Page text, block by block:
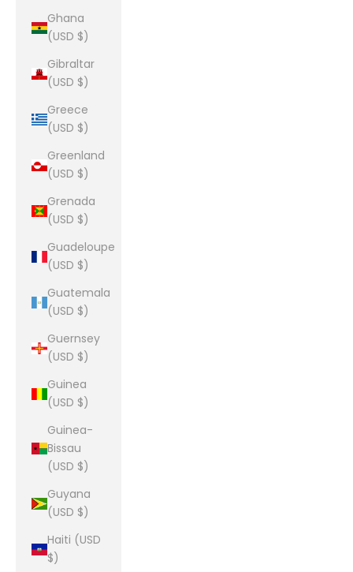
Ghana
(USD $)
Gibraltar
(USD $)
Greece
(USD $)
Greenland
(USD $)
Grenada
(USD $)
Guadeloupe
(USD $)
Guatemala
(USD $)
Guernsey
(USD $)
Guinea
(USD $)
Guinea-
Bissau
(USD $)
Guyana
(USD $)
Haiti (USD
$)